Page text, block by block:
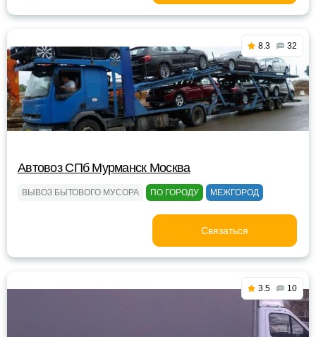
8.3 32
Автовоз СПб Мурманск Москва
ВЫВОЗ БЫТОВОГО МУСОРА ПО ГОРОДУ МЕЖГОРОД
Связаться
3.5 10